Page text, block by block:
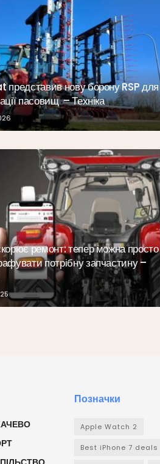
нову борону RSP для
пасовищ – Техніка
ремонт: тепер можна просто
потрібну запчастину –
Позначки
Apple Watch 2
Best iPhone 7 deals